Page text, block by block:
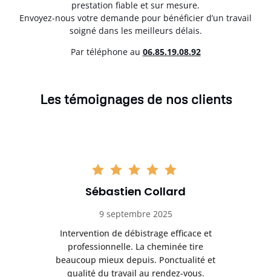
prestation fiable et sur mesure.
Envoyez-nous votre demande pour bénéficier d’un travail
soigné dans les meilleurs délais.
Par téléphone au 06.85.19.08.92
Les témoignages de nos clients
Sébastien Collard
9 septembre 2025
Intervention de débistrage efficace et
professionnelle. La cheminée tire
beaucoup mieux depuis. Ponctualité et
qualité du travail au rendez-vous.